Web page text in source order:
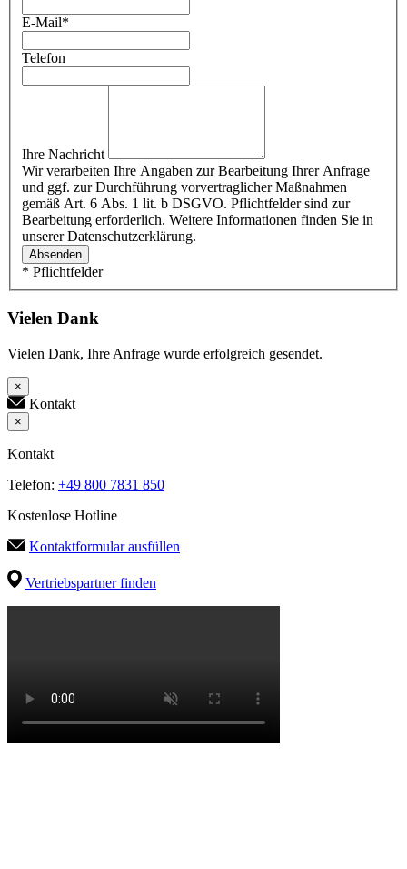
E-Mail*
Telefon
Ihre Nachricht
Wir verarbeiten Ihre Angaben zur Bearbeitung Ihrer Anfrage
und ggf. zur Durchführung vorvertraglicher Maßnahmen
gemäß Art. 6 Abs. 1 lit. b DSGVO. Pflichtfelder sind zur
Bearbeitung erforderlich. Weitere Informationen finden Sie in
unserer Datenschutzerklärung.
Absenden
* Pflichtfelder
Vielen Dank
Vielen Dank, Ihre Anfrage wurde erfolgreich gesendet.
×
Kontakt
×
Kontakt
Telefon: +49 800 7831 850
Kostenlose Hotline
Kontaktformular ausfüllen
Vertriebspartner finden